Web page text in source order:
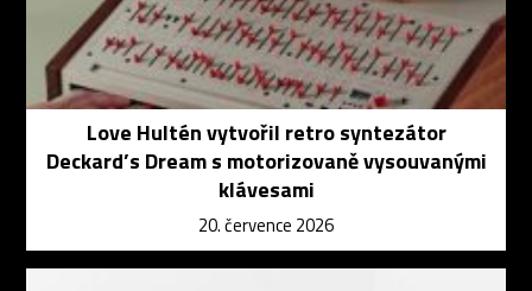
Love Hultén vytvořil retro syntezátor
Deckard’s Dream s motorizovaně vysouvanými
klávesami
20. července 2026